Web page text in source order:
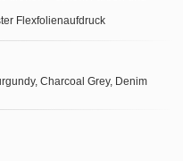
Flexfolienaufdruck
Charcoal Grey, Denim